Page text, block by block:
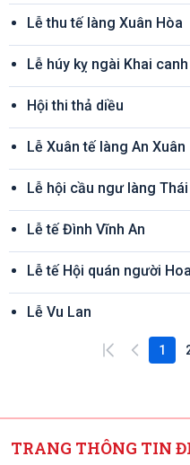
Lễ thu tế làng Xuân Hòa
Lễ húy kỵ ngài Khai
Hội thi thả diều
Lễ Xuân tế làng An Xuân
Lễ hội cầu ngư làng
Lễ tế Đình Vĩnh An
Lễ tế Hội quán người Hoa
Lễ Vu Lan
1
TRANG THÔNG TIN